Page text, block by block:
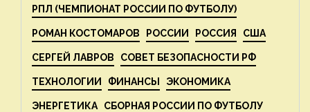
РПЛ (ЧЕМПИОНАТ РОССИИ ПО ФУТБОЛУ)
РОМАН КОСТОМАРОВ РОССИИ РОССИЯ США
СЕРГЕЙ ЛАВРОВ СОВЕТ БЕЗОПАСНОСТИ РФ
ТЕХНОЛОГИИ ФИНАНСЫ ЭКОНОМИКА
ЭНЕРГЕТИКА СБОРНАЯ РОССИИ ПО ФУТБОЛУ